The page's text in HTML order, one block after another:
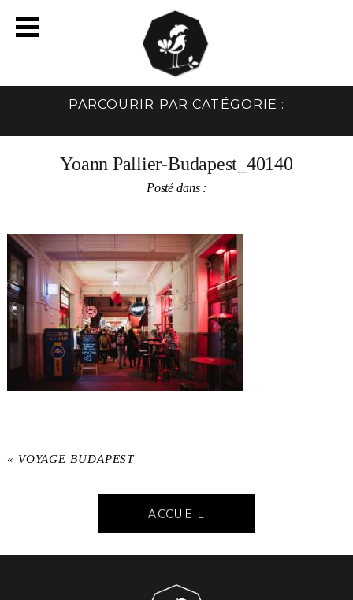
PARCOURIR PAR CATÉGORIE :
Yoann Pallier-Budapest_40140
Posté dans :
« VOYAGE BUDAPEST
ACCUEIL